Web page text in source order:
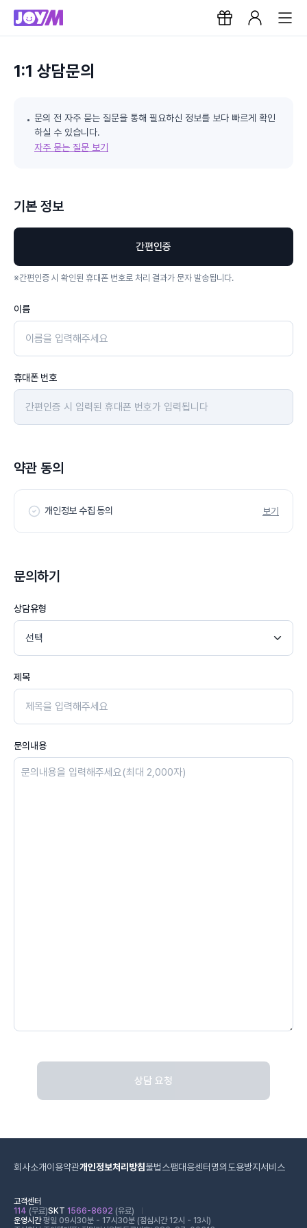
1:1 상담문의
문의 전 자주 묻는 질문을 통해 필요하신 정보를 보다 빠르게 확인
하실 수 있습니다.
자주 묻는 질문 보기
기본 정보
간편인증
※간편인증 시 확인된 휴대폰 번호로 처리 결과가 문자 발송됩니다.
이름
휴대폰 번호
약관 동의
개인정보 수집 동의 보기
문의하기
상담유형
제목
문의내용
상담 요청
회사소개이용약관개인정보처리방침불법스팸대응센터 명의도용방지서비스
고객센터
114 (무료)SKT 1566-8692 (유료)
운영시간평일 09시30분 - 17시30분 (점심시간 12시 - 13시)